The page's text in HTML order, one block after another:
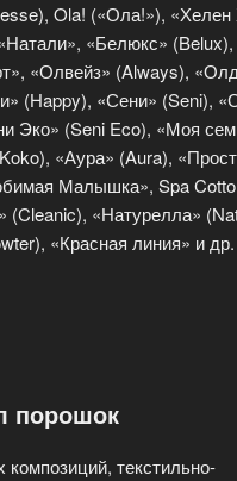
Ola! («Ола!»), «Хелен
«Белюкс»
«Олвейз» (Always),
(Happy), «Сени» (Seni),
Эко» (Seni Eco), «Моя
«Аура» (Aura),
Малышка», Spa
(Cleanic), «Натурелла»
«Красная линия» и др.
порошок
текстильно-